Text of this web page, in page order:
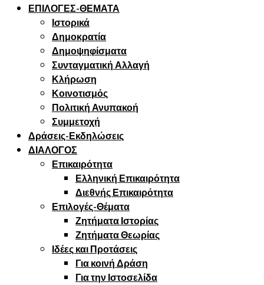
ΕΠΙΛΟΓΕΣ-ΘΕΜΑΤΑ
Ιστορικά
Δημοκρατία
Δημοψηφίσματα
Συνταγματική Αλλαγή
Κλήρωση
Κοινοτισμός
Πολιτική Ανυπακοή
Συμμετοχή
Δράσεις-Εκδηλώσεις
ΔΙΑΛΟΓΟΣ
Επικαιρότητα
Ελληνική Επικαιρότητα
Διεθνής Επικαιρότητα
Επιλογές-Θέματα
Ζητήματα Ιστορίας
Ζητήματα Θεωρίας
Ιδέες και Προτάσεις
Για κοινή Δράση
Για την Ιστοσελίδα